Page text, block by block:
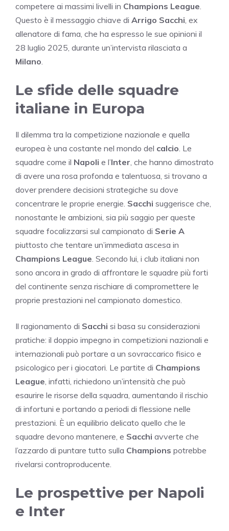
competere ai massimi livelli in Champions League
Questo è il messaggio chiave di Arrigo Sacchi , ex
allenatore di fama, che ha espresso le sue opinioni il
28 luglio 2025, durante un’intervista rilasciata a
Milano
Le sfide delle squadre
italiane in Europa
Il dilemma tra la competizione nazionale e quella
europea è una costante nel mondo del calcio . Le
squadre come il Napoli e l’Inter , che hanno dimostrato
di avere una rosa profonda e talentuosa, si trovano a
dover prendere decisioni strategiche su dove
concentrare le proprie energie. Sacchi suggerisce che,
nonostante le ambizioni, sia più saggio per queste
squadre focalizzarsi sul campionato di Serie A
piuttosto che tentare un’immediata ascesa in
Champions League . Secondo lui, i club italiani non
sono ancora in grado di affrontare le squadre più forti
del continente senza rischiare di compromettere le
proprie prestazioni nel campionato domestico.
Il ragionamento di Sacchi si basa su considerazioni
pratiche: il doppio impegno in competizioni nazionali e
internazionali può portare a un sovraccarico fisico e
psicologico per i giocatori. Le partite di Champions
League , infatti, richiedono un’intensità che può
esaurire le risorse della squadra, aumentando il rischio
di infortuni e portando a periodi di flessione nelle
prestazioni. È un equilibrio delicato quello che le
squadre devono mantenere, e Sacchi avverte che
l’azzardo di puntare tutto sulla Champions potrebbe
rivelarsi controproducente.
Le prospettive per Napoli
e Inter